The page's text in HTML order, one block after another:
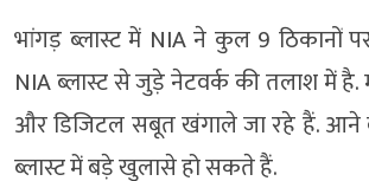
भांगड़ ब्लास्ट में NIA ने कुल 9 ठिकानों
NIA ब्लास्ट से जुड़े नेटवर्क की तलाश में है.
और डिजिटल सबूत खंगाले जा रहे हैं. आने
ब्लास्ट में बड़े खुलासे हो सकते हैं.